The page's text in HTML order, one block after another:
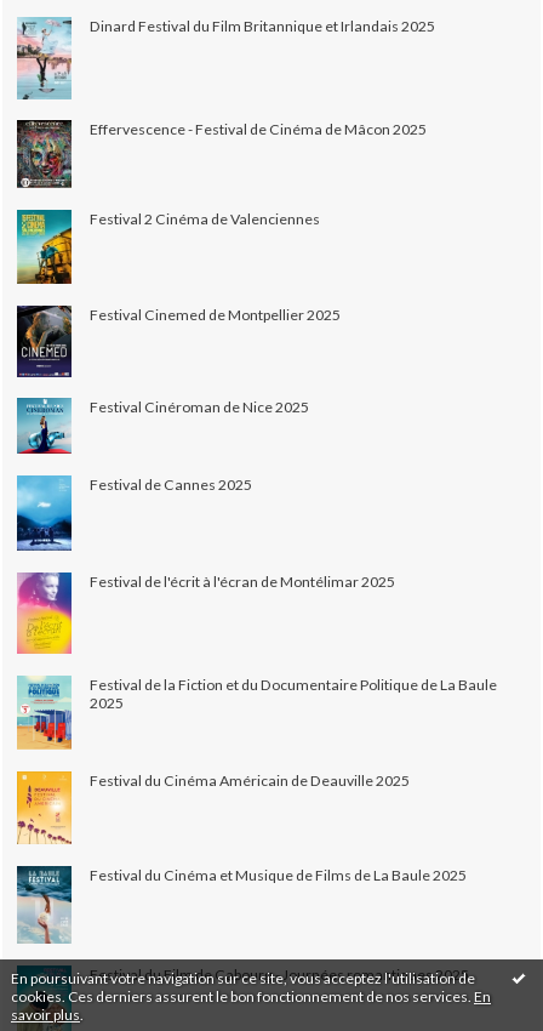
En poursuivant votre navigation sur ce site, vous acceptez l'utilisation de
cookies. Ces derniers assurent le bon fonctionnement de nos services. En
savoir plus
Dinard Festival du Film Britannique et Irlandais 2025
Effervescence - Festival de Cinéma de Mâcon 2025
Festival 2 Cinéma de Valenciennes
Festival Cinemed de Montpellier 2025
Festival Cinéroman de Nice 2025
Festival de Cannes 2025
Festival de l'écrit à l'écran de Montélimar 2025
Festival de la Fiction et du Documentaire Politique de La Baule
2025
Festival du Cinéma Américain de Deauville 2025
Festival du Cinéma et Musique de Films de La Baule 2025
Festival du Film de Cabourg - Journées romantiques 2025